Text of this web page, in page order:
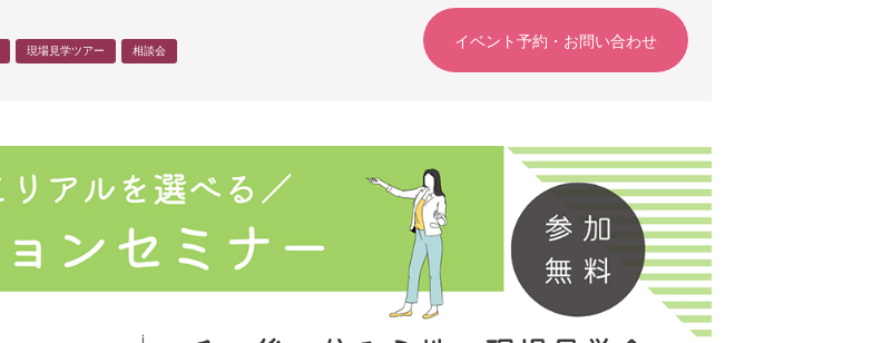
現場見学ツアー 相談会
イベント予約・お問い合わせ